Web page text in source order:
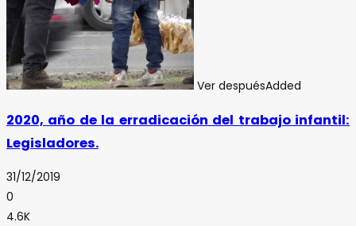
Ver despuésAdded
2020, año de la erradicación del trabajo infantil:
Legisladores.
31/12/2019
0
4.6K